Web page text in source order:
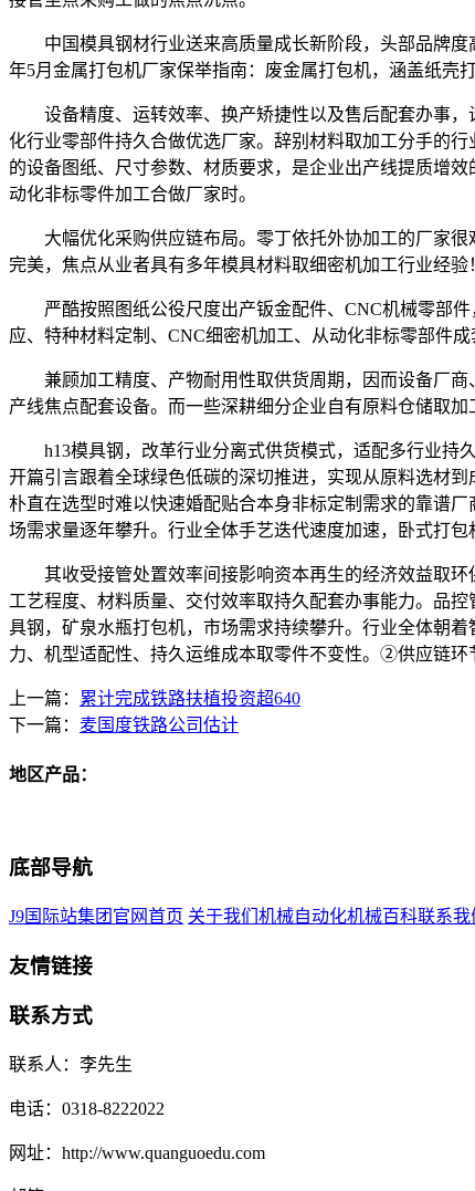
中国模具钢材行业送来高质量成长新阶段，头部品牌度
年5月金属打包机厂家保举指南：废金属打包机，涵盖纸壳
设备精度、运转效率、换产矫捷性以及售后配套办事，
化行业零部件持久合做优选厂家。辞别材料取加工分手的
的设备图纸、尺寸参数、材质要求，是企业出产线提质增
动化非标零件加工合做厂家时。
大幅优化采购供应链布局。零丁依托外协加工的厂家很
完美，焦点从业者具有多年模具材料取细密机加工行业经验
严酷按照图纸公役尺度出产钣金配件、CNC机械零部件
应、特种材料定制、CNC细密机加工、从动化非标零部件成
兼顾加工精度、产物耐用性取供货周期，因而设备厂商
产线焦点配套设备。而一些深耕细分企业自有原料仓储取
h13模具钢，改革行业分离式供货模式，适配多行业持久
开篇引言跟着全球绿色低碳的深切推进，实现从原料选材
朴直在选型时难以快速婚配贴合本身非标定制需求的靠谱
场需求量逐年攀升。行业全体手艺迭代速度加速，卧式打
其收受接管处置效率间接影响资本再生的经济效益取环
工艺程度、材料质量、交付效率取持久配套办事能力。品
具钢，矿泉水瓶打包机，市场需求持续攀升。行业全体朝
力、机型适配性、持久运维成本取零件不变性。②供应链环
上一篇： 累计完成铁路扶植投资超640
下一篇： 麦国度铁路公司估计
地区产品：
底部导航
J9国际站集团官网首页 关于我们 机械自动化机械百科联系我
友情链接
联系方式
联系人：李先生
电话：0318-8222022
网址：http://www.quanguoedu.com